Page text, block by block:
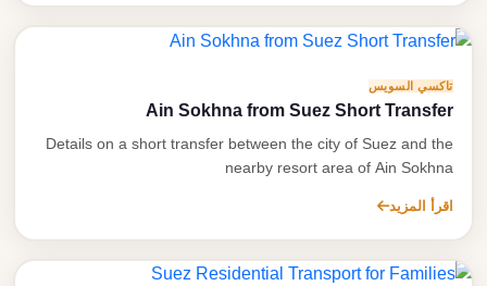
تاكسي السويس
Ain Sokhna from Suez Short Transfer
Details on a short transfer between the city of Suez and the
nearby resort area of Ain Sokhna
اقرأ المزيد